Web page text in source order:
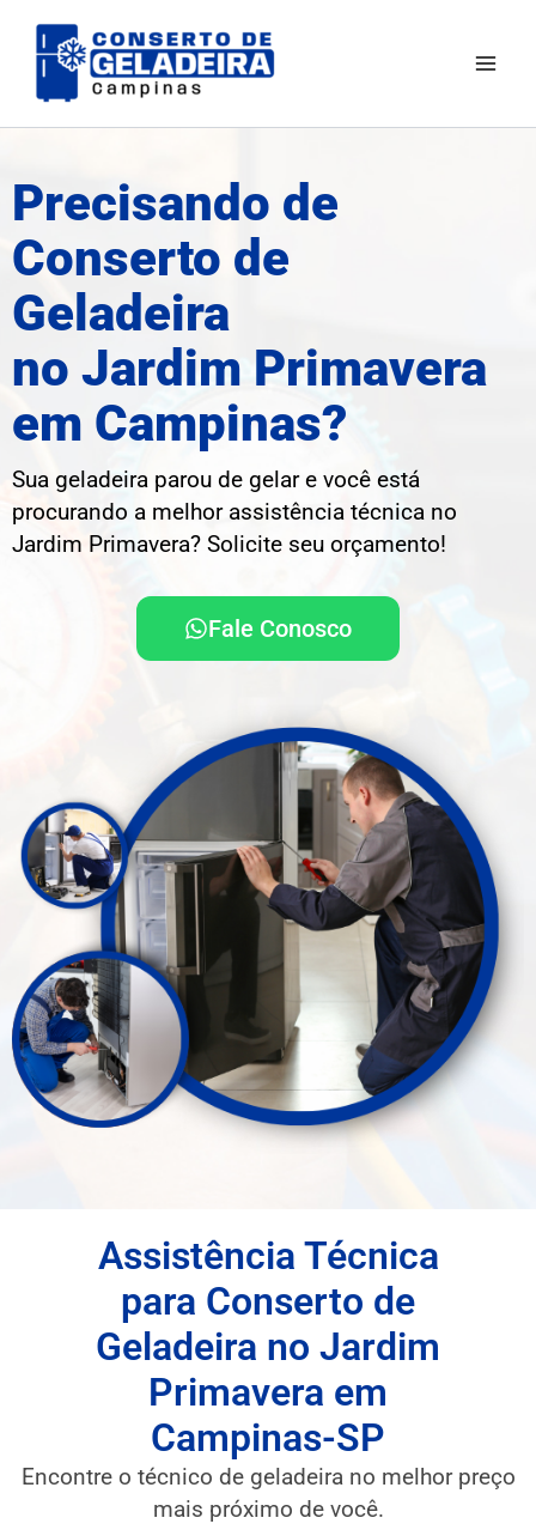
para
Precisando de
Conserto de
Geladeira
no Jardim Primavera
em Campinas?
Sua geladeira parou de gelar e você está
procurando a melhor assistência técnica no
Jardim Primavera? Solicite seu orçamento!
Fale Conosco
Assistência Técnica
para Conserto de
Geladeira no Jardim
Primavera em
Campinas-SP
Encontre o técnico de geladeira no melhor preço
mais próximo de você.